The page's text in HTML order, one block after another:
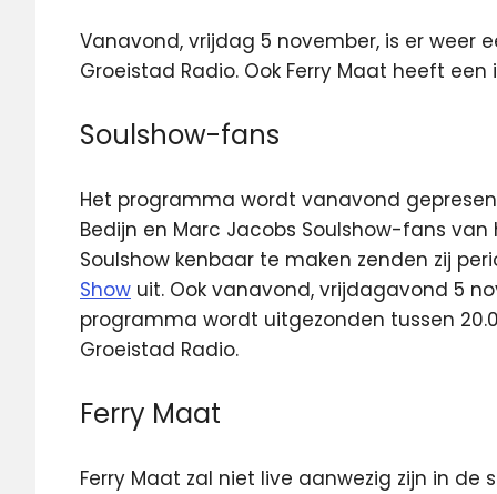
Vanavond, vrijdag 5 november, is er weer
Groeistad Radio. Ook Ferry Maat heeft een
Soulshow-fans
Het programma wordt vanavond
Bedijn en Marc Jacobs Soulshow-fans
Soulshow kenbaar te maken zenden zij
Show uit. Ook vanavond, vrijdagavond 5
programma wordt uitgezonden tussen
Groeistad Radio.
Ferry Maat
Ferry Maat zal niet live aanwezig zijn in